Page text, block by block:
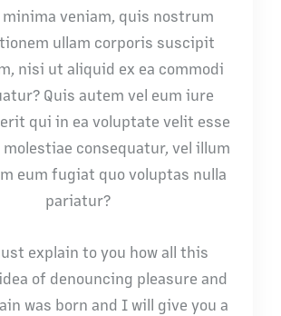
minima veniam, quis nostrum
ullam corporis suscipit
nisi ut aliquid ex ea commodi
Quis autem vel eum iure
qui in ea voluptate velit esse
consequatur, vel illum
eum fugiat quo voluptas nulla
pariatur?
explain to you how all this
of denouncing pleasure and
was born and I will give you a